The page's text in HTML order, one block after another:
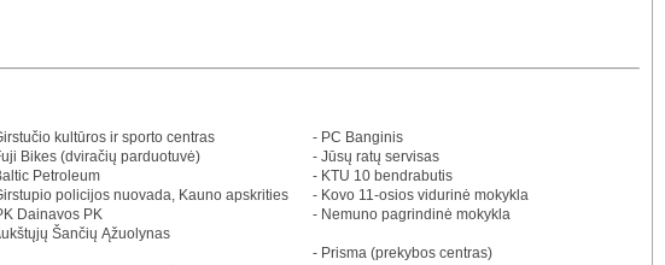
kultūros ir sporto centras
Bikes (dviračių parduotuvė)
Petroleum
policijos nuovada, Kauno apskrities
Dainavos PK
Šančių Ąžuolynas
- PC Banginis
- Jūsų ratų servisas
- KTU 10 bendrabutis
- Kovo 11-osios vidurinė mokykla
- Nemuno pagrindinė mokykla
- Prisma (prekybos centras)